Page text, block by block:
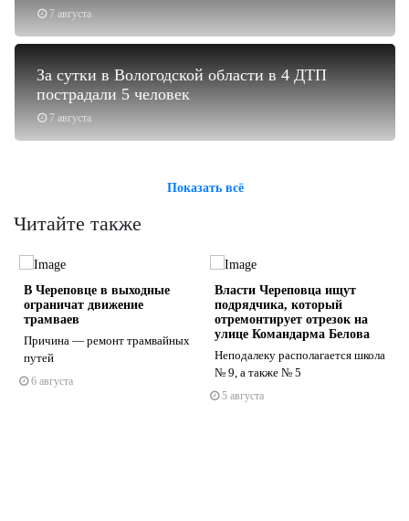
7 августа
7 августа
За сутки в Вологодской области в 4 ДТП
пострадали 5 человек
Показать всё
Читайте также
В Череповце в выходные
ограничат движение
трамваев
Причина — ремонт трамвайных
путей
6 августа
Власти Череповца ищут
подрядчика, который
отремонтирует отрезок на
улице Командарма Белова
Неподалеку располагается школа
№ 9, а также № 5
5 августа